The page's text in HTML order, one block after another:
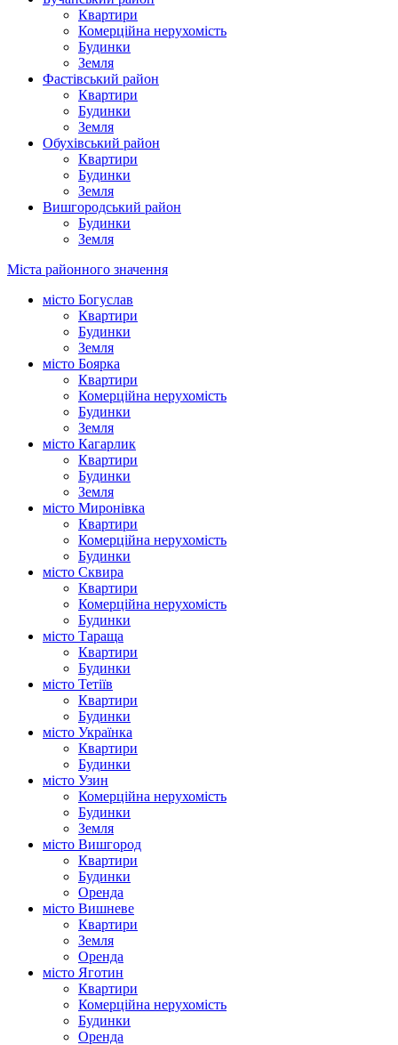
Квартири
Комерційна нерухомість
Будинки
Земля
Фастівський район
Квартири
Будинки
Земля
Обухівський район
Квартири
Будинки
Земля
Вишгородський район
Будинки
Земля
Міста районного значення
місто Богуслав
Квартири
Будинки
Земля
місто Боярка
Квартири
Комерційна нерухомість
Будинки
Земля
місто Кагарлик
Квартири
Будинки
Земля
місто Миронівка
Квартири
Комерційна нерухомість
Будинки
місто Сквира
Квартири
Комерційна нерухомість
Будинки
місто Тараща
Квартири
Будинки
місто Тетіїв
Квартири
Будинки
місто Українка
Квартири
Будинки
місто Узин
Комерційна нерухомість
Будинки
Земля
місто Вишгород
Квартири
Будинки
Оренда
місто Вишневе
Квартири
Земля
Оренда
місто Яготин
Квартири
Комерційна нерухомість
Будинки
Оренда